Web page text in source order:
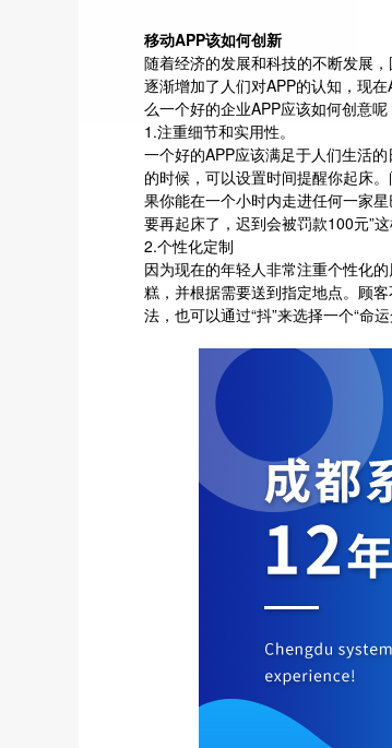
移动APP该如何创新
随着经济的发展和科技的不断发展
逐渐增加了人们对APP的认知，现
么一个好的企业APP应该如何创意呢
1.注重细节和实用性。
一个好的APP应该满足于人们生活
的时候，可以设置时间提醒你起床
果你能在一个小时内走进任何一家
要再起床了，迟到会被罚款100元”这
2.个性化定制
因为现在的年轻人非常注重个性化
糕，并根据需要送到指定地点。顾
法，也可以通过“抖”来选择一个“命